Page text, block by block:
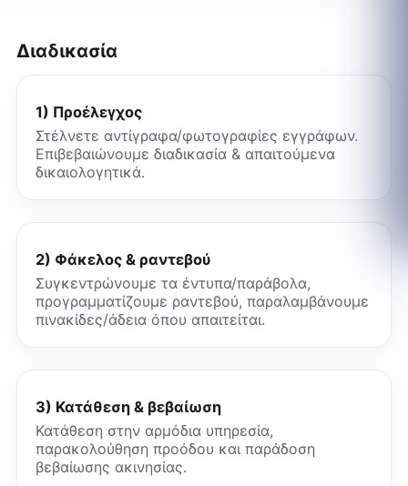
Διαδικασία
1) Προέλεγχος
Στέλνετε αντίγραφα/φωτογραφίες εγγράφων.
Επιβεβαιώνουμε διαδικασία & απαιτούμενα
δικαιολογητικά.
2) Φάκελος & ραντεβού
Συγκεντρώνουμε τα έντυπα/παράβολα,
προγραμματίζουμε ραντεβού, παραλαμβάνουμε
πινακίδες/άδεια όπου απαιτείται.
3) Κατάθεση & βεβαίωση
Κατάθεση στην αρμόδια υπηρεσία,
παρακολούθηση προόδου και παράδοση
βεβαίωσης ακινησίας.